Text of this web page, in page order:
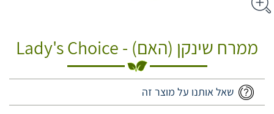
ממרח שינקן (האם) - Lady's Choice
שאל אותנו על מוצר זה